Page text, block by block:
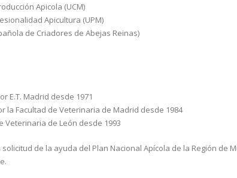
Apicola (UCM)
Apicultura (UPM)
de Criadores de Abejas Reinas)
E.T. Madrid desde 1971
la Facultad de Veterinaria de Madrid desde 1984
Veterinaria de León desde 1993
de la ayuda del Plan Nacional Apícola de la Región de